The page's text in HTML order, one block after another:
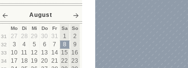
August
Mo Di Mi Do Fr Sa
So
31
27 28 29 30 31 1 2
32 3 4 5 6 7 8 9
33 10 11 12 13 14 15 16
34 17 18 19 20 21 22 23